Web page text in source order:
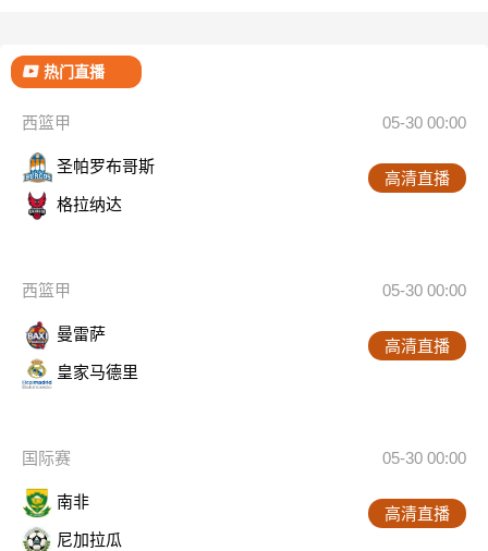
热门直播
西篮甲 05-30 00:00
圣帕罗布哥斯
格拉纳达
高清直播
西篮甲 05-30 00:00
曼雷萨
皇家马德里
高清直播
国际赛 05-30 00:00
南非
尼加拉瓜
高清直播